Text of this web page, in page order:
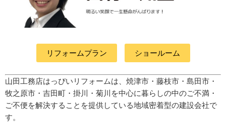
リフォームプラン ショールーム
山田工務店はっぴいリフォームは、焼津市・藤枝市・島田市・
牧之原市・吉田町 ・掛川・菊川 を中心に暮らしの中のご不満・
ご不便を解決することを提供している地域密着型の建設会社で
す。